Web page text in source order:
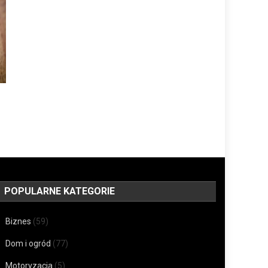
POPULARNE KATEGORIE
Biznes (59)
Dom i ogród (77)
Motoryzacja (5)